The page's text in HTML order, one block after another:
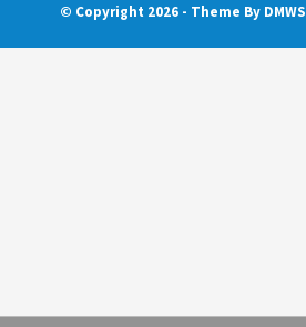
© Copyright 2026 - Theme By DMWS